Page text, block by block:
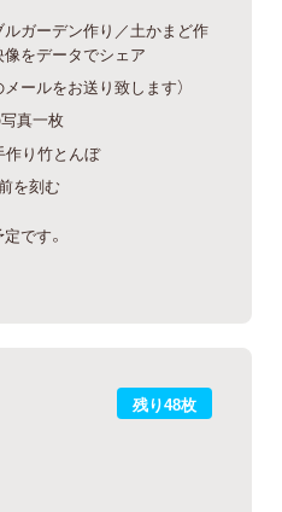
ルガーデン作り／土かまど作
像をデータでシェア
ールをお送り致します）
真一枚
作り竹とんぼ
を刻む
です。
残り48枚